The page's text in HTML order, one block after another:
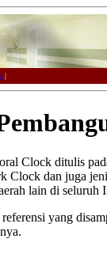
|
Clock ditulis
dan juga
lain di seluruh
yang